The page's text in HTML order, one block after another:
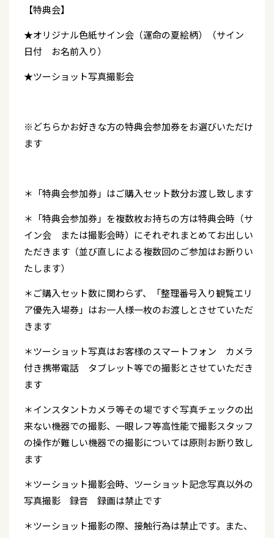
【特典会】
★オリジナル色紙サイン会（運命の夏絵柄）（サイン
日付 お名前入り）
★ツーショット写真撮影会
※どちらかお好きな方の特典会参加券をお選びいただけ
ます
＊「特典会参加券」はご購入セット数分お渡し致します
＊「特典会参加券」を複数枚お持ちの方は特典会時（サ
イン会 または撮影会時）にそれぞれまとめてお出しい
ただきます（並び直しによる複数回のご参加はお断りい
たします）
＊ご購入セット数に関わらず、「整理番号入り観覧エリ
ア優先入場券」はお一人様一枚のお渡しとさせていただ
きます
＊ツーショット写真はお客様のスマートフォン カメラ
付き携帯電話 タブレット等での撮影とさせていただき
ます
＊インスタントカメラ等その場ですぐ写真チェックの出
来ない機器での撮影、一眼レフ等高性能で撮影スタッフ
の操作が難しい機器での撮影については原則お断り致し
ます
＊ツーショット撮影会時、ツーショット記念写真以外の
写真撮影 録音 録画は禁止です
＊ツーショット撮影の際、接触行為は禁止です。また、